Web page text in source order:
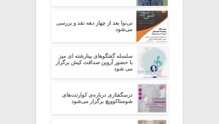
نی‌نوا بعد از چهار دهه نقد و بررسی
می‌شود
سلسله گفتگوهای بینارشته ای میز
با حضور آروین صداقت کیش برگزار
می شود
درسگفتاری درباره‌ی کوارتت‌های
شوستاکوویچ برگزار می‌شود